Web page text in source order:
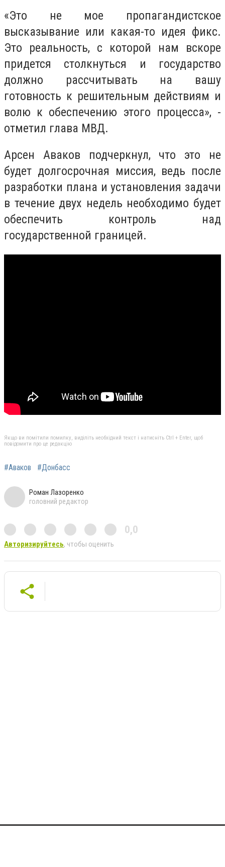
«Это не мое пропагандистское
высказывание или какая-то идея фикс.
Это реальность, с которой нам вскоре
придется столкнуться и государство
должно рассчитывать на вашу
готовность к решительным действиям и
волю к обеспечению этого процесса», -
отметил глава МВД.
Арсен Аваков подчеркнул, что это не
будет долгосрочная миссия, ведь после
разработки плана и установления задачи
в течение двух недель необходимо будет
обеспечить контроль над
государственной границей.
Якщо ви помітили помилку, виділіть необхідний текст і натисніть Ctrl + Enter, щоб
повідомити про це редакцію
#Аваков #Донбасс
Роман Лазоренко
головний редактор
0,0
Авторизируйтесь, чтобы оценить